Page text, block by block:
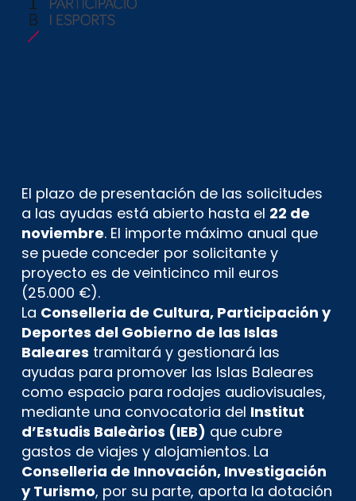
El plazo de presentación de las solicitudes
a las ayudas está abierto hasta el 22 de
noviembre. El importe máximo anual que
se puede conceder por solicitante y
proyecto es de veinticinco mil euros
(25.000 €).
La Conselleria de Cultura, Participación y
Deportes del Gobierno de las Islas
Baleares tramitará y gestionará las
ayudas para promover las Islas Baleares
como espacio para rodajes audiovisuales,
mediante una convocatoria del Institut
d’Estudis Baleàrios (IEB) que cubre
gastos de viajes y alojamientos. La
Conselleria de Innovación, Investigación
y Turismo, por su parte, aporta la dotación